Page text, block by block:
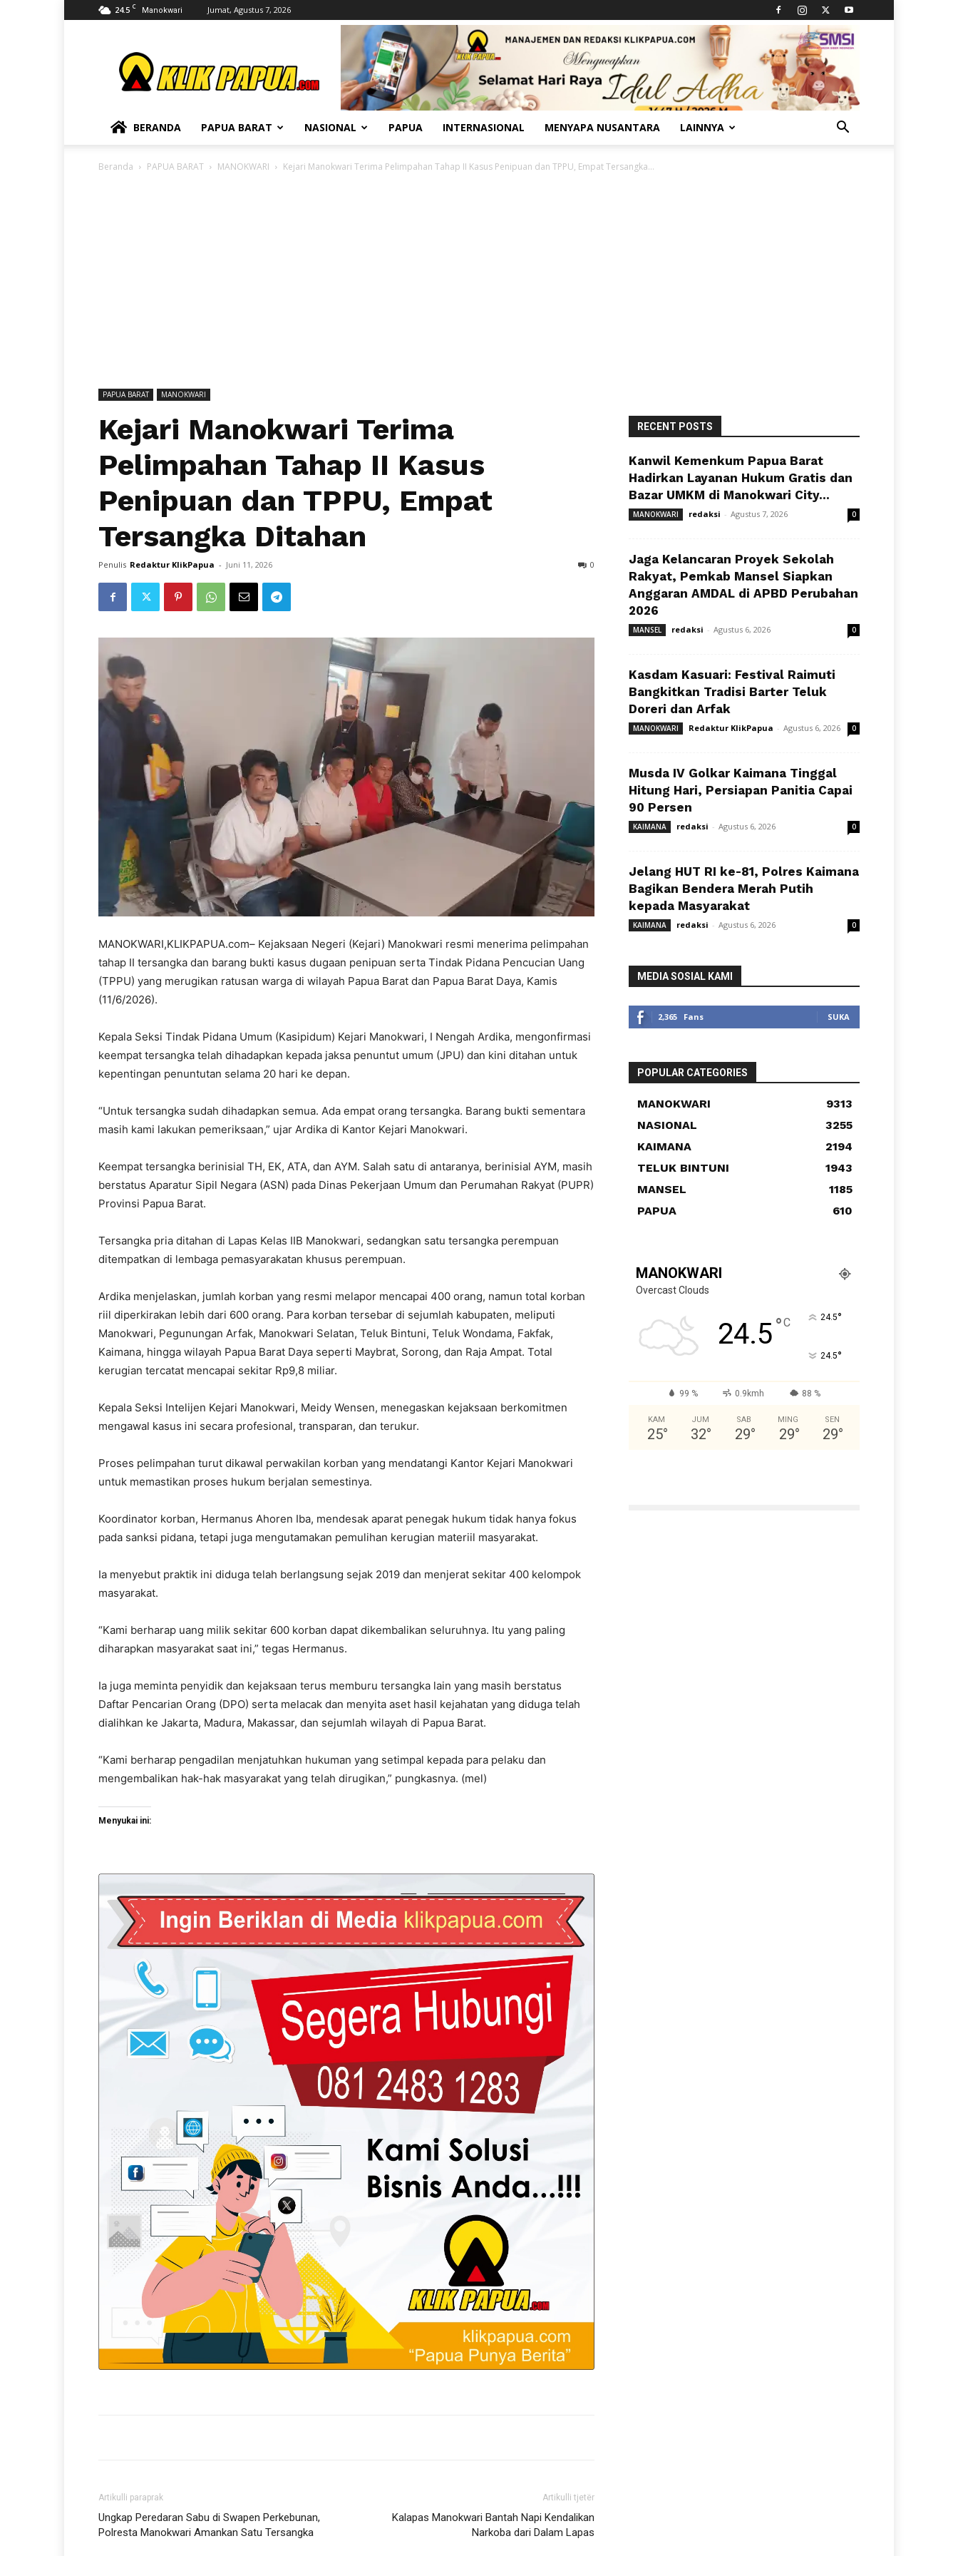
24.5 C Manokwari Jumat, Agustus 7, 2026
BERANDA PAPUA BARAT NASIONAL PAPUA INTERNASIONAL MENYAPA NUSANTARA LAINNYA
Beranda PAPUA BARAT MANOKWARI Kejari Manokwari Terima Pelimpahan Tahap II Kasus Penipuan dan TPPU, Empat Tersangka...
PAPUA BARAT MANOKWARI
Kejari Manokwari Terima
Pelimpahan Tahap II Kasus
Penipuan dan TPPU, Empat
Tersangka Ditahan
Penulis Redaktur KlikPapua - Juni 11, 2026 0
MANOKWARI,KLIKPAPUA.com– Kejaksaan Negeri (Kejari) Manokwari resmi menerima pelimpahan
tahap II tersangka dan barang bukti kasus dugaan penipuan serta Tindak Pidana Pencucian Uang
(TPPU) yang merugikan ratusan warga di wilayah Papua Barat dan Papua Barat Daya, Kamis
(11/6/2026).
Kepala Seksi Tindak Pidana Umum (Kasipidum) Kejari Manokwari, I Nengah Ardika, mengonfirmasi
keempat tersangka telah dihadapkan kepada jaksa penuntut umum (JPU) dan kini ditahan untuk
kepentingan penuntutan selama 20 hari ke depan.
“Untuk tersangka sudah dihadapkan semua. Ada empat orang tersangka. Barang bukti sementara
masih kami lakukan pemeriksaan,” ujar Ardika di Kantor Kejari Manokwari.
Keempat tersangka berinisial TH, EK, ATA, dan AYM. Salah satu di antaranya, berinisial AYM, masih
berstatus Aparatur Sipil Negara (ASN) pada Dinas Pekerjaan Umum dan Perumahan Rakyat (PUPR)
Provinsi Papua Barat.
Tersangka pria ditahan di Lapas Kelas IIB Manokwari, sedangkan satu tersangka perempuan
ditempatkan di lembaga pemasyarakatan khusus perempuan.
Ardika menjelaskan, jumlah korban yang resmi melapor mencapai 400 orang, namun total korban
riil diperkirakan lebih dari 600 orang. Para korban tersebar di sejumlah kabupaten, meliputi
Manokwari, Pegunungan Arfak, Manokwari Selatan, Teluk Bintuni, Teluk Wondama, Fakfak,
Kaimana, hingga wilayah Papua Barat Daya seperti Maybrat, Sorong, dan Raja Ampat. Total
kerugian tercatat mencapai sekitar Rp9,8 miliar.
Kepala Seksi Intelijen Kejari Manokwari, Meidy Wensen, menegaskan kejaksaan berkomitmen
mengawal kasus ini secara profesional, transparan, dan terukur.
Proses pelimpahan turut dikawal perwakilan korban yang mendatangi Kantor Kejari Manokwari
untuk memastikan proses hukum berjalan semestinya.
Koordinator korban, Hermanus Ahoren Iba, mendesak aparat penegak hukum tidak hanya fokus
pada sanksi pidana, tetapi juga mengutamakan pemulihan kerugian materiil masyarakat.
Ia menyebut praktik ini diduga telah berlangsung sejak 2019 dan menjerat sekitar 400 kelompok
masyarakat.
“Kami berharap uang milik sekitar 600 korban dapat dikembalikan seluruhnya. Itu yang paling
diharapkan masyarakat saat ini,” tegas Hermanus.
Ia juga meminta penyidik dan kejaksaan terus memburu tersangka lain yang masih berstatus
Daftar Pencarian Orang (DPO) serta melacak dan menyita aset hasil kejahatan yang diduga telah
dialihkan ke Jakarta, Madura, Makassar, dan sejumlah wilayah di Papua Barat.
“Kami berharap pengadilan menjatuhkan hukuman yang setimpal kepada para pelaku dan
mengembalikan hak-hak masyarakat yang telah dirugikan,” pungkasnya. (mel)
Menyukai ini:
Artikulli paraprak
Ungkap Peredaran Sabu di Swapen Perkebunan,
Polresta Manokwari Amankan Satu Tersangka
Artikulli tjetër
Kalapas Manokwari Bantah Napi Kendalikan
Narkoba dari Dalam Lapas
RECENT POSTS
Kanwil Kemenkum Papua Barat
Hadirkan Layanan Hukum Gratis dan
Bazar UMKM di Manokwari City...
MANOKWARI redaksi - Agustus 7, 2026 0
Jaga Kelancaran Proyek Sekolah
Rakyat, Pemkab Mansel Siapkan
Anggaran AMDAL di APBD Perubahan
2026
MANSEL redaksi - Agustus 6, 2026 0
Kasdam Kasuari: Festival Raimuti
Bangkitkan Tradisi Barter Teluk
Doreri dan Arfak
MANOKWARI Redaktur KlikPapua - Agustus 6, 2026 0
Musda IV Golkar Kaimana Tinggal
Hitung Hari, Persiapan Panitia Capai
90 Persen
KAIMANA redaksi - Agustus 6, 2026 0
Jelang HUT RI ke-81, Polres Kaimana
Bagikan Bendera Merah Putih
kepada Masyarakat
KAIMANA redaksi - Agustus 6, 2026 0
MEDIA SOSIAL KAMI
2,365 Fans SUKA
POPULAR CATEGORIES
MANOKWARI
9313
NASIONAL
3255
KAIMANA
2194
TELUK BINTUNI
1943
MANSEL
1185
PAPUA
610
MANOKWARI
Overcast Clouds
24.5°C 24.5°
24.5°
99 % 0.9kmh 88 %
KAM
25°
JUM
32°
SAB
29°
MING
29°
SEN
29°